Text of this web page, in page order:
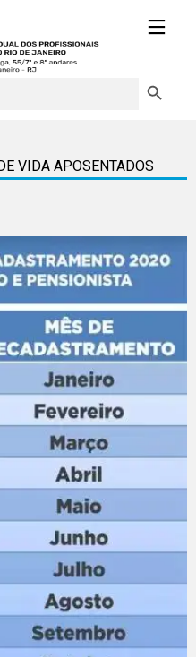
VIDA APOSENTADOS